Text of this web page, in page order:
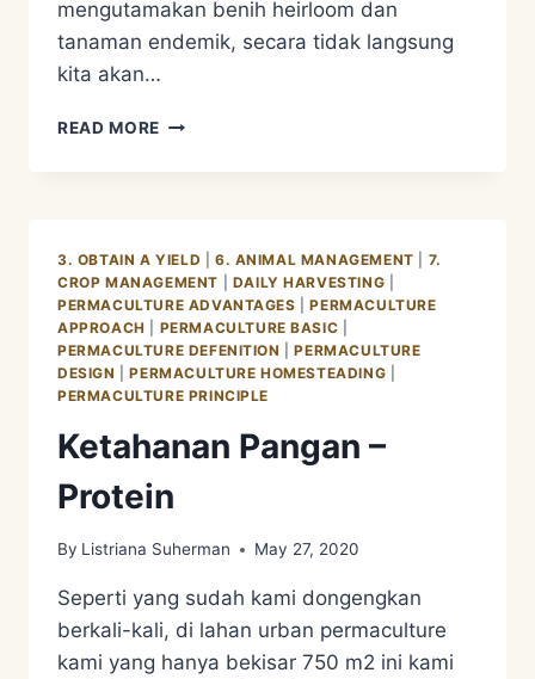
mengutamakan benih heirloom dan
tanaman endemik, secara tidak langsung
kita akan…
READ MORE KETAHANAN
=
3. OBTAIN A YIELD 6. ANIMAL MANAGEMENT
7.
CROP MANAGEMENT
DAILY HARVESTING
PERMACULTURE ADVANTAGES |PERMACULTURE
APPROACH
PERMACULTURE BASIC
PERMACULTURE DEFENITION
|PERMACULTURE
DESIGN
|PERMACULTURE HOMESTEADING
PERMACULTURE PRINCIPLE
Ketahanan Pangan –
Protein
By Listriana Suherman May 27, 2020
Seperti yang sudah kami dongengkan
berkali-kali, di lahan urban permaculture
kami yang hanya bekisar 750 m2 ini kami